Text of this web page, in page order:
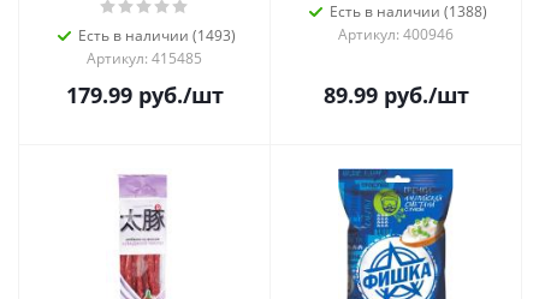
Есть в наличии (1493)
Артикул: 415485
179.99руб./шт
Есть в наличии (1388)
Артикул: 400946
89.99руб./шт